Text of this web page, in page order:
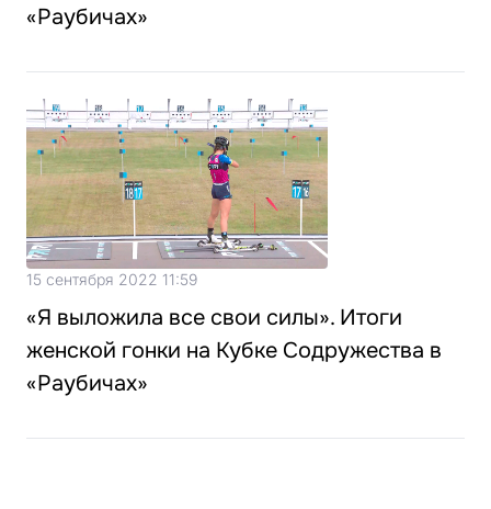
«Раубичах»
15 сентября 2022 11:59
«Я выложила все свои силы». Итоги
женской гонки на Кубке Содружества в
«Раубичах»